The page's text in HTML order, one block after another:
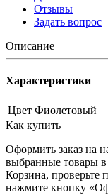
Отзывы
Задать вопрос
Описание
Характеристики
Цвет Фиолетовый
Как купить
Оформить заказ на
выбранные товары в
Корзина, проверьте
нажмите кнопку